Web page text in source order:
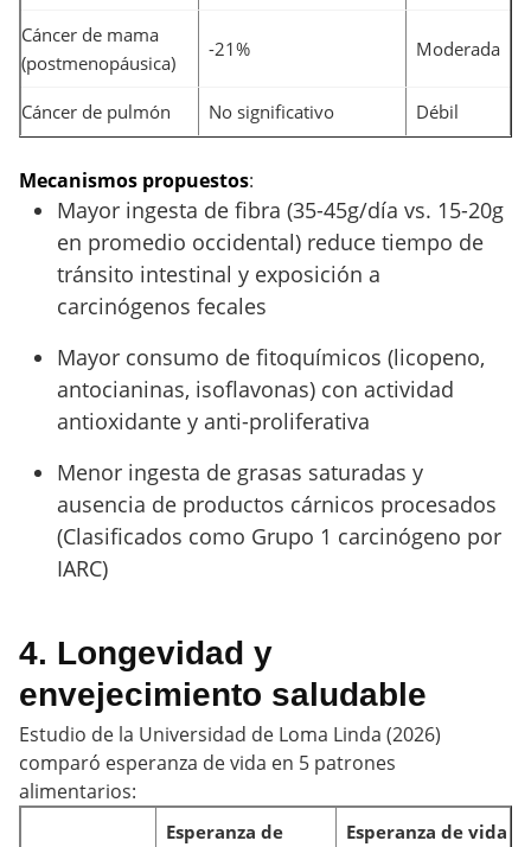
Cáncer de mama
(postmenopáusica)
-21% Moderada
Cáncer de pulmón No significativo Débil
Mecanismos propuestos:
Mayor ingesta de fibra (35-45g/día vs. 15-20g
en promedio occidental) reduce tiempo de
tránsito intestinal y exposición a
carcinógenos fecales
Mayor consumo de fitoquímicos (licopeno,
antocianinas, isoflavonas) con actividad
antioxidante y anti-proliferativa
Menor ingesta de grasas saturadas y
ausencia de productos cárnicos procesados
(Clasificados como Grupo 1 carcinógeno por
IARC)
4. Longevidad y
envejecimiento saludable
Estudio de la Universidad de Loma Linda (2026)
comparó esperanza de vida en 5 patrones
alimentarios:
Esperanza de
Esperanza de vida